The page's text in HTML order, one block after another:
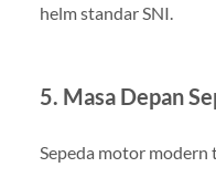
helm standar SNI.
5. Masa Depan
Sepeda motor modern